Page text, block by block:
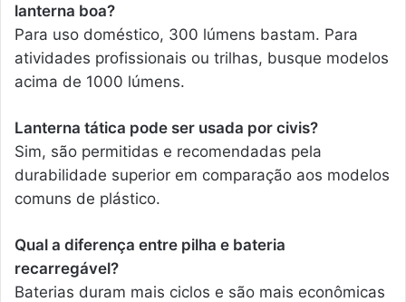
lanterna boa?
Para uso doméstico, 300 lúmens bastam. Para
atividades profissionais ou trilhas, busque modelos
acima de 1000 lúmens.
Lanterna tática pode ser usada por civis?
Sim, são permitidas e recomendadas pela
durabilidade superior em comparação aos modelos
comuns de plástico.
Qual a diferença entre pilha e bateria
recarregável?
Baterias duram mais ciclos e são mais econômicas